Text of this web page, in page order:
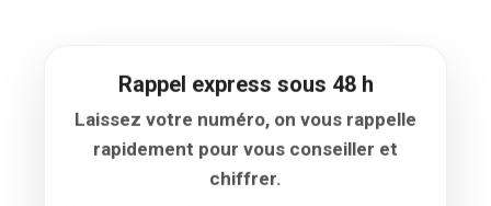
Rappel express sous 48 h
Laissez votre numéro, on vous rappelle
rapidement pour vous conseiller et
chiffrer.